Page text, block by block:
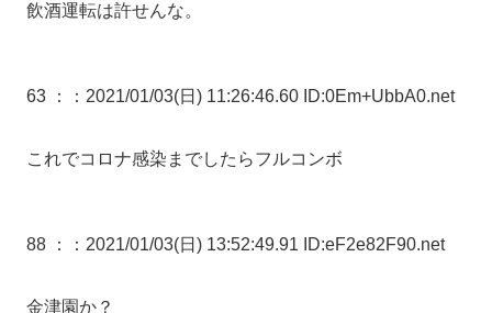
飲酒運転は許せんな。
63 ： ：2021/01/03(日) 11:26:46.60 ID:0Em+UbbA0.net
これでコロナ感染までしたらフルコンボ
88 ： ：2021/01/03(日) 13:52:49.91 ID:eF2e82F90.net
金津園か？